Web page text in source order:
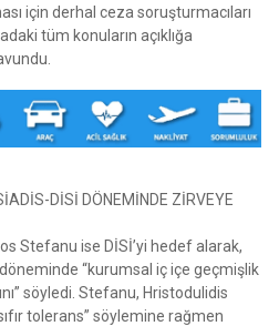
için derhal ceza soruşturmacıları
tüm konuların açıklığa
DİSİ DÖNEMİNDE ZİRVEYE
Stefanu ise DİSİ’yi hedef alarak,
“kurumsal iç içe geçmişlik
söyledi. Stefanu, Hristodulidis
tolerans” söylemine rağmen